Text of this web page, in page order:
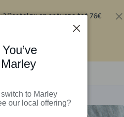
Bestel nu en ontvang tot 76€
to Marley
our local offering?